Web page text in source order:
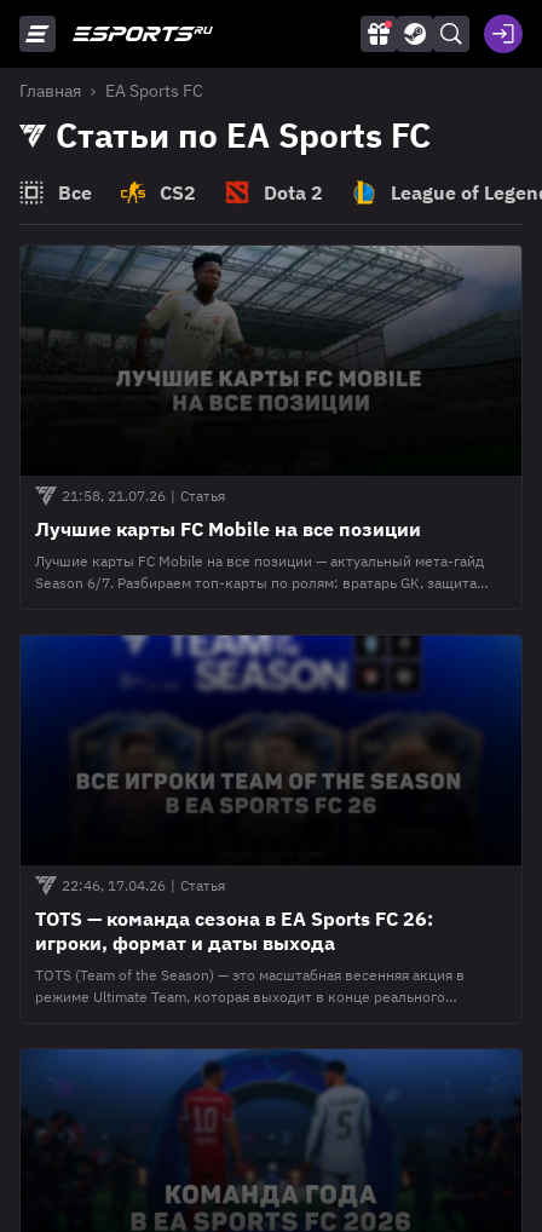
Главная EA Sports FC
Статьи по EA Sports FC
Все CS2 Dota 2 League of
21:58, 21.07.26 | Статья
Лучшие карты FC Mobile на все позиции
Лучшие карты FC Mobile на все позиции — актуальный мета-гайд
Season 6/7. Разбираем топ-карты по ролям: вратарь GK, защита
рейтингам OVR и игровым статам — кого брать в основу, чтобы
состав реально работал. Состав мечты EA
22:46, 17.04.26 | Статья
TOTS — команда сезона в EA Sports FC 26:
игроки, формат и даты выхода
TOTS (Team of the Season) — это масштабная весенняя акция в
режиме Ultimate Team, которая выходит в конце реального
которые показали лучшую игру по итогам сезона 2025/26 в своих
лигах. Как работает голосование за TOTS в FIFA 26 В этом году EA